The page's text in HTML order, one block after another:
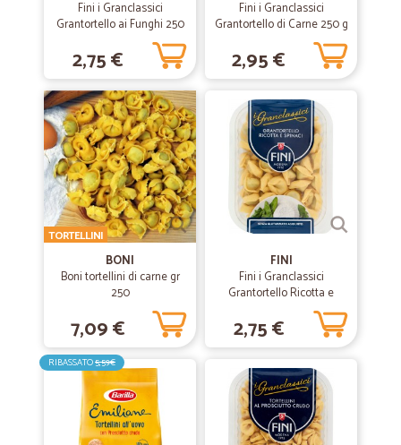
Fini i Granclassici
Grantortello ai Funghi 250
2,75 €
Fini i Granclassici
Grantortello di Carne 250 g
2,95 €
BONI
Boni tortellini di carne gr
250
TORTELLINI
7,09 €
FINI
Fini i Granclassici
Grantortello Ricotta e
Spinaci 250 g
2,75 €
RIBASSATO5,59€